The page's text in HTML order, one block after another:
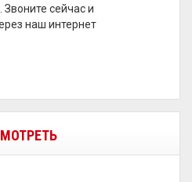
сейчас и
наш интернет